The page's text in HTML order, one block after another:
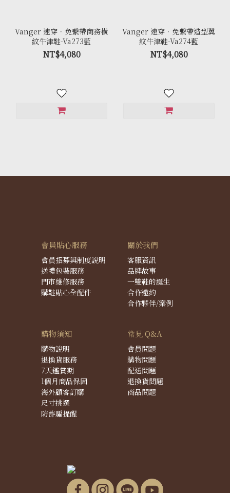
Vanger 速穿．免繫帶商務橫
紋牛津鞋-Va273藍
NT$4,080
Vanger 速穿．免繫帶造型翼
紋牛津鞋-Va274藍
NT$4,080
會員貼心服務
會員招募與制度說明
送禮包裝服務
門市維修服務
購鞋貼心全配件
關於我們
客服資訊
品牌故事
一雙鞋的誕生
合作邀約
合作夥伴/案例
購物須知
購物說明
退換貨服務
7天鑑賞期
1個月商品保固
海外顧客訂購
尺寸挑選
防詐騙提醒
常見 Q&A
會員問題
購物問題
配送問題
退換貨問題
商品問題